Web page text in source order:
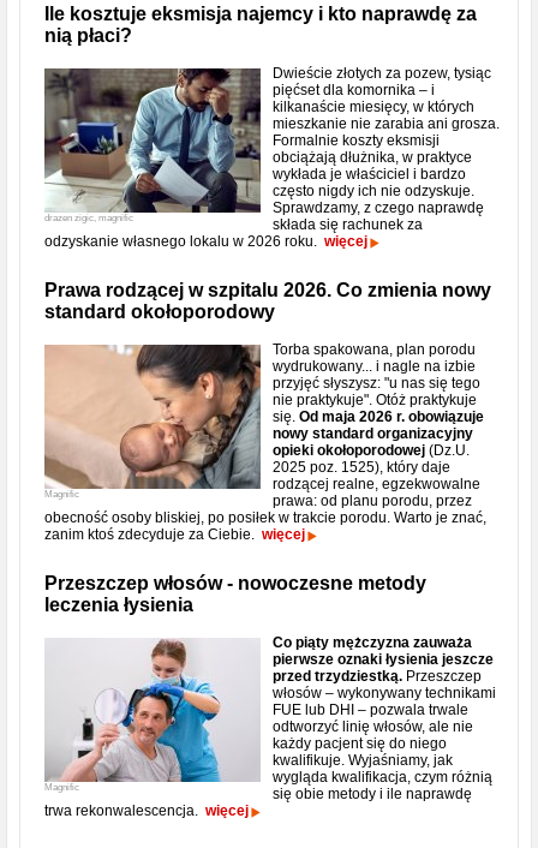
Ile kosztuje eksmisja najemcy i kto naprawdę za
nią płaci?
drazen zigic, magnific
Dwieście złotych za pozew, tysiąc
pięćset dla komornika – i
kilkanaście miesięcy, w których
mieszkanie nie zarabia ani grosza.
Formalnie koszty eksmisji
obciążają dłużnika, w praktyce
wykłada je właściciel i bardzo
często nigdy ich nie odzyskuje.
Sprawdzamy, z czego naprawdę
składa się rachunek za
odzyskanie własnego lokalu w 2026 roku. więcej
Prawa rodzącej w szpitalu 2026. Co zmienia nowy
standard okołoporodowy
Magnific
Torba spakowana, plan porodu
wydrukowany... i nagle na izbie
przyjęć słyszysz: "u nas się tego
nie praktykuje". Otóż praktykuje
się. Od maja 2026 r. obowiązuje
nowy standard organizacyjny
opieki okołoporodowej (Dz.U.
2025 poz. 1525), który daje
rodzącej realne, egzekwowalne
prawa: od planu porodu, przez
obecność osoby bliskiej, po posiłek w trakcie porodu. Warto je znać,
zanim ktoś zdecyduje za Ciebie. więcej
Przeszczep włosów - nowoczesne metody
leczenia łysienia
Magnific
Co piąty mężczyzna zauważa
pierwsze oznaki łysienia jeszcze
przed trzydziestką. Przeszczep
włosów – wykonywany technikami
FUE lub DHI – pozwala trwale
odtworzyć linię włosów, ale nie
każdy pacjent się do niego
kwalifikuje. Wyjaśniamy, jak
wygląda kwalifikacja, czym różnią
się obie metody i ile naprawdę
trwa rekonwalescencja. więcej